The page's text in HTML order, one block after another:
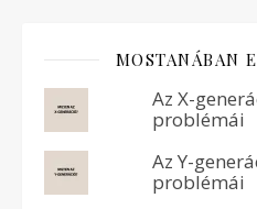
MOSTANÁBAN
Az X-
problémái
Az Y-
problémái